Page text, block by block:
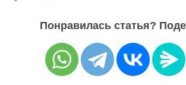
Понравилась статья?